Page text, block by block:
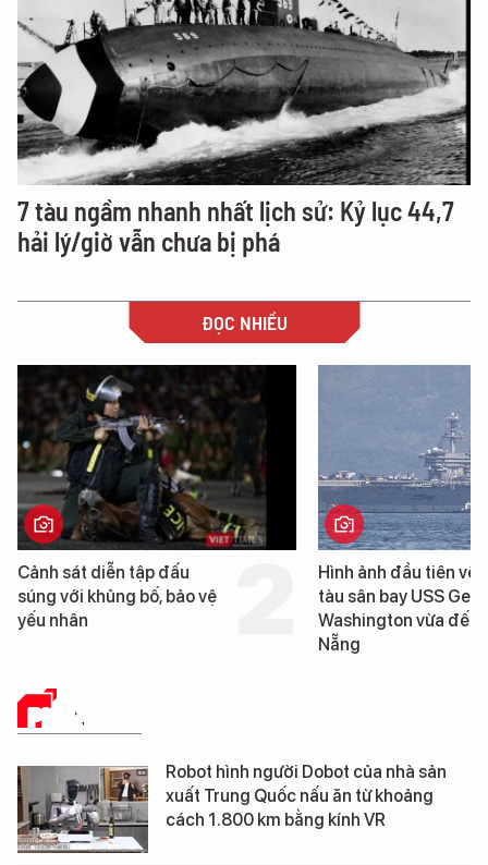
7 tàu ngầm nhanh nhất lịch sử: Kỷ lục 44,7
hải lý/giờ vẫn chưa bị phá
ĐỌC NHIỀU
Hình ảnh đầu tiên về siêu
tàu sân bay USS George
Washington vừa đến Đà
Cận cảnh chiến hạm
tống tàu sân bay USS
George Washington
Đà Nẵng
PHÂN TÍCH
Robot hình người Dobot của nhà sản
xuất Trung Quốc nấu ăn từ khoảng
cách 1.800 km bằng kính VR